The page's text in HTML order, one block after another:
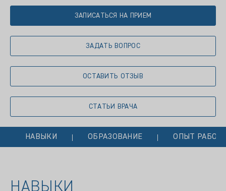
ЗАПИСАТЬСЯ НА ПРИЕМ
ЗАДАТЬ ВОПРОС
ОСТАВИТЬ ОТЗЫВ
СТАТЬИ ВРАЧА
НАВЫКИ ОБРАЗОВАНИЕ ОПЫТ
НАВЫКИ